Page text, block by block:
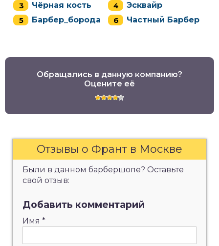
Чёрная кость
Эсквайр
Барбер_борода
Частный Барбер
Обращались в данную компанию?
Оцените её
Отзывы о Франт в Москве
Были в данном барбершопе? Оставьте
свой отзыв:
Добавить комментарий
Имя *